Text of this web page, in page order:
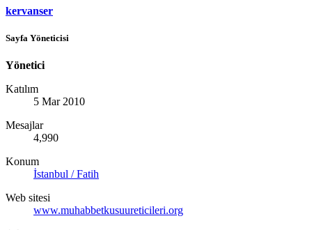
kervanser
Sayfa Yöneticisi
Yönetici
Katılım
5 Mar 2010
Mesajlar
4,990
Konum
İstanbul / Fatih
Web sitesi
www.muhabbetkusuureticileri.org